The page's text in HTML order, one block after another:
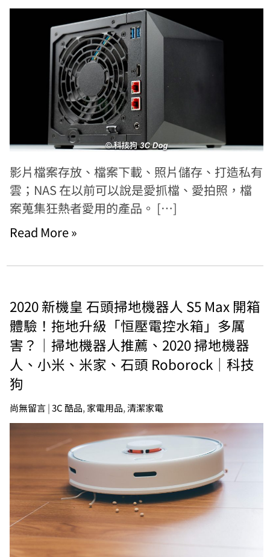
影片檔案存放、檔案下載、照片儲存、打造私有
雲；NAS 在以前可以說是愛抓檔、愛拍照，檔
案蒐集狂熱者愛用的產品。 […]
Read More »
2020 新機皇 石頭掃地機器人 S5 Max 開箱
體驗！拖地升級「恒壓電控水箱」多厲
害？｜掃地機器人推薦、2020 掃地機器
人、小米、米家、石頭 Roborock｜科技
狗
尚無留言|3C 酷品, 家電用品,清潔家電